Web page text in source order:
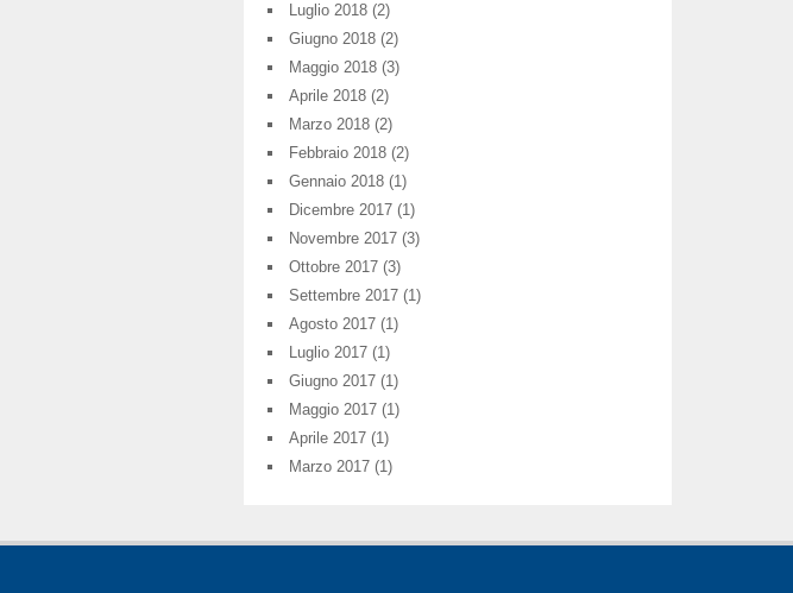
Luglio 2018 (2)
Giugno 2018 (2)
Maggio 2018 (3)
Aprile 2018 (2)
Marzo 2018 (2)
Febbraio 2018 (2)
Gennaio 2018 (1)
Dicembre 2017 (1)
Novembre 2017 (3)
Ottobre 2017 (3)
Settembre 2017 (1)
Agosto 2017 (1)
Luglio 2017 (1)
Giugno 2017 (1)
Maggio 2017 (1)
Aprile 2017 (1)
Marzo 2017 (1)